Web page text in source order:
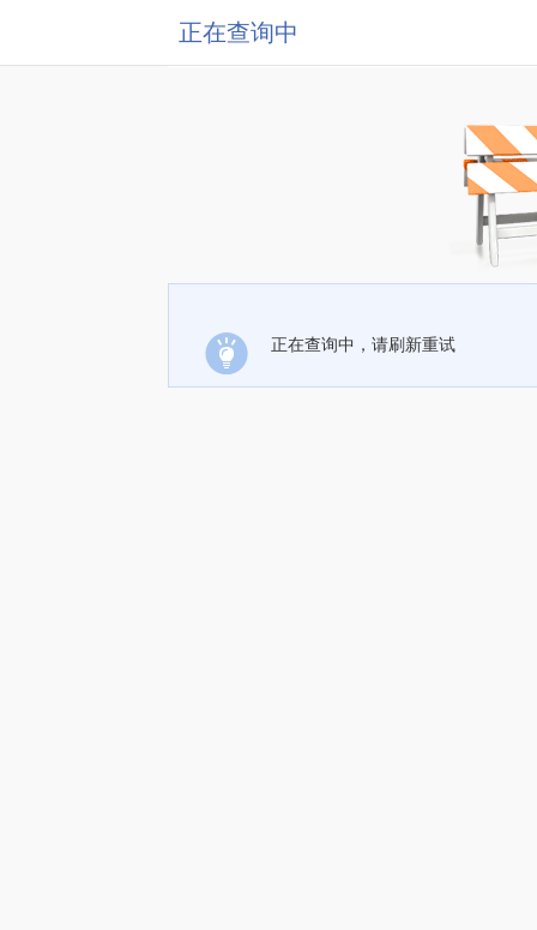
正在查询中
正在查询中，请刷新重试